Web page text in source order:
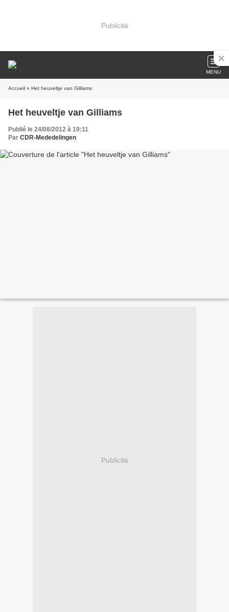
Publicité
MENU
Accueil » Het heuveltje van Gilliams
Het heuveltje van Gilliams
Publié le 24/08/2012 à 19:11
Par CDR-Mededelingen
Publicité